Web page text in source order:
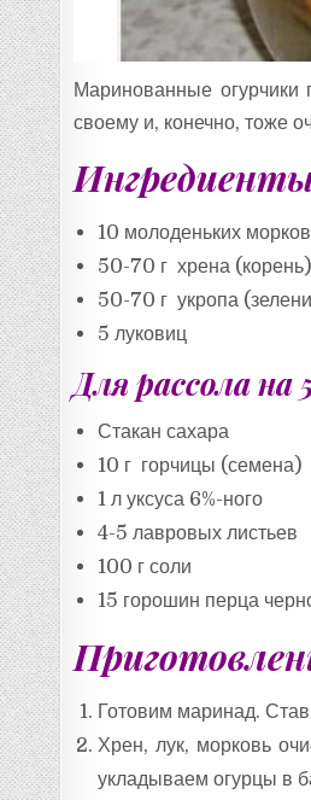
Маринованные огурчики
своему и, конечно, тоже
Ингредиенты
10 молоденьких
50-70 г хрена (корень)
50-70 г укропа
5 луковиц
Для рассола на
Стакан сахара
10 г горчицы (семена)
1 л уксуса 6%-ного
4-5 лавровых листьев
100 г соли
15 горошин перца
Готовим маринад.
Хрен, лук, морковь
укладываем огурцы в